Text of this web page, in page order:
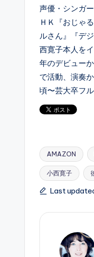
声優・シンガ
ＨＫ『おじゃ
ルさん』『デ
西寛子本人を
年のデビュー
で活動、演奏
頃〜芸大卒フ
Tags:
AMAZON
小西寛子
Last